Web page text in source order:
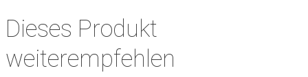
Dieses Produkt
weiterempfehlen